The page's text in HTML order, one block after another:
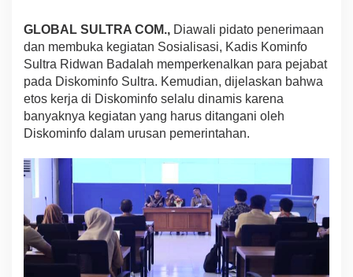
P
e
a
n
k
a
T
k
o
l
o
GLOBAL SULTRA COM., Diawali pidato penerimaan
dan membuka kegiatan Sosialisasi, Kadis Kominfo
Sultra Ridwan Badalah memperkenalkan para pejabat
pada Diskominfo Sultra. Kemudian, dijelaskan bahwa
etos kerja di Diskominfo selalu dinamis karena
banyaknya kegiatan yang harus ditangani oleh
Diskominfo dalam urusan pemerintahan.